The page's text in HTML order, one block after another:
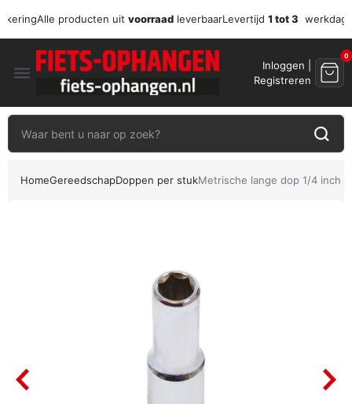
Alle producten uit voorraad leverbaarLevertijd 1 tot 3
menu
Inloggen |
Registreren
0
HomeGereedschapDoppen per stukMetrische lange dop 1/4 inch